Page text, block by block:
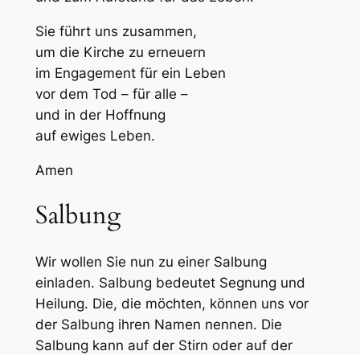
Sie führt uns zusammen,
um die Kirche zu erneuern
im Engagement für ein Leben
vor dem Tod – für alle –
und in der Hoffnung
auf ewiges Leben.
Amen
Salbung
Wir wollen Sie nun zu einer Salbung
einladen. Salbung bedeutet Segnung und
Heilung. Die, die möchten, können uns vor
der Salbung ihren Namen nennen. Die
Salbung kann auf der Stirn oder auf der